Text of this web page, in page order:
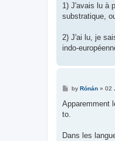
1) J'avais lu à
substratique,
2) J'ai lu, je
indo-
P
s
by Rónán» 02
Apparemment
to.
Dans les